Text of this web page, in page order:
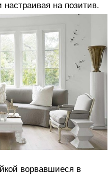
настраивая на позитив.
ворвавшиеся в